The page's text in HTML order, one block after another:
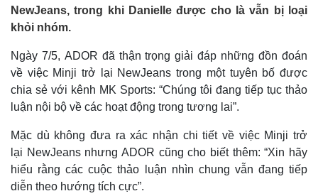
NewJeans, trong khi Danielle được cho là vẫn bị loại
khỏi nhóm.
Ngày 7/5, ADOR đã thận trọng giải đáp những đồn đoán
về việc Minji trở lại NewJeans trong một tuyên bố được
chia sẻ với kênh MK Sports: “Chúng tôi đang tiếp tục thảo
luận nội bộ về các hoạt động trong tương lai”.
Mặc dù không đưa ra xác nhận chi tiết về việc Minji trở
lại NewJeans nhưng ADOR cũng cho biết thêm: “Xin hãy
hiểu rằng các cuộc thảo luận nhìn chung vẫn đang tiếp
diễn theo hướng tích cực”.